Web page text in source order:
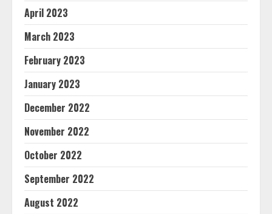
April 2023
March 2023
February 2023
January 2023
December 2022
November 2022
October 2022
September 2022
August 2022